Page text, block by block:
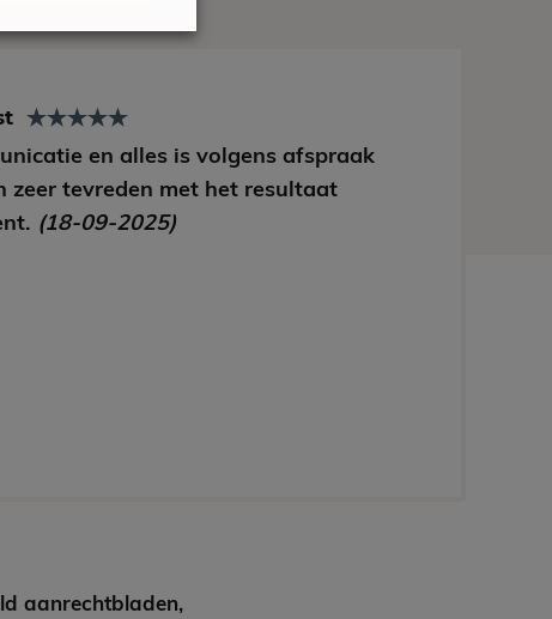
en alles is volgens afspraak
zeer tevreden met het resultaat
(18-09-2025)
aanrechtbladen,